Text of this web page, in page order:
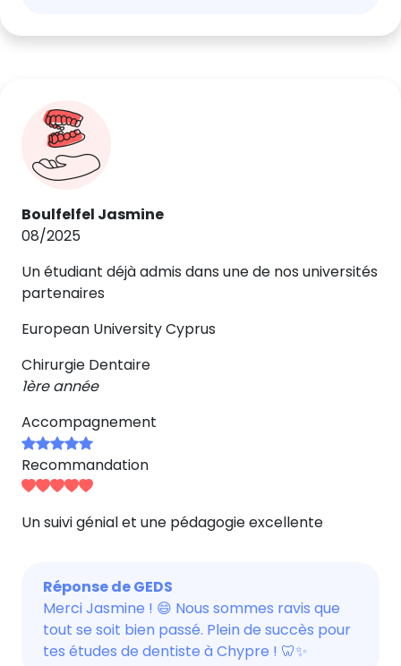
Boulfelfel Jasmine
08/2025
Un étudiant déjà admis dans une de nos universités
partenaires
European University Cyprus
Chirurgie Dentaire
1ère année
Accompagnement
Recommandation
Un suivi génial et une pédagogie excellente
Réponse de GEDS
Merci Jasmine ! 😄 Nous sommes ravis que
tout se soit bien passé. Plein de succès pour
tes études de dentiste à Chypre ! 🦷✨